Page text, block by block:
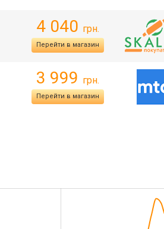
4 040 грн.
Перейти в магазин
3 999 грн.
Перейти в магазин